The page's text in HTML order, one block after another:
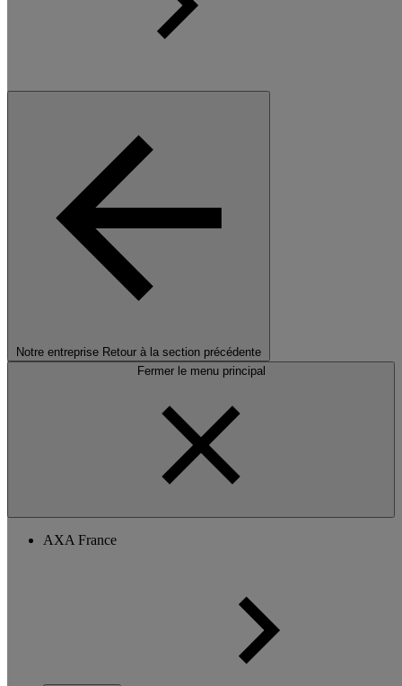
Notre entreprise Retour à la section précédente
Fermer le menu principal
AXA France